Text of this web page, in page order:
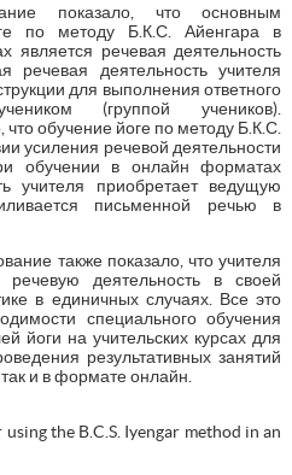
показало, что основным
по методу Б.К.С. Айенгара в
речевая деятельность
речевая деятельность учителя
для выполнения ответного
(группой учеников).
обучение йоге по методу Б.К.С.
усиления речевой деятельности
обучении в онлайн форматах
учителя приобретает ведущую
письменной речью в
также показало, что учителя
деятельность в своей
в единичных случаях. Все это
специального обучения
йоги на учительских курсах для
результативных занятий
и в формате онлайн.
the B.C.S. Iyengar method in an